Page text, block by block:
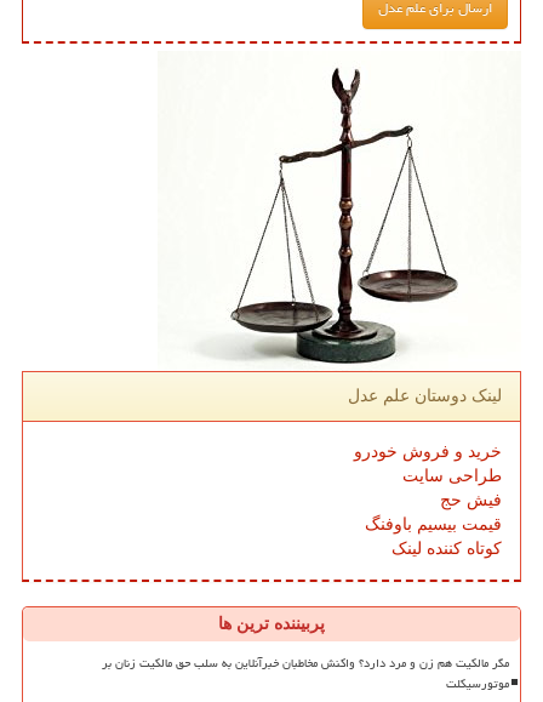
لینک دوستان علم عدل
خرید و فروش خودرو
طراحی سایت
فیش حج
قیمت بیسیم باوفنگ
کوتاه کننده لینک
پربیننده ترین ها
مگر مالکیت هم زن و مرد دارد؟ واکنش مخاطبان خبرآنلاین به سلب حق مالکیت زنان بر
موتورسیکلت